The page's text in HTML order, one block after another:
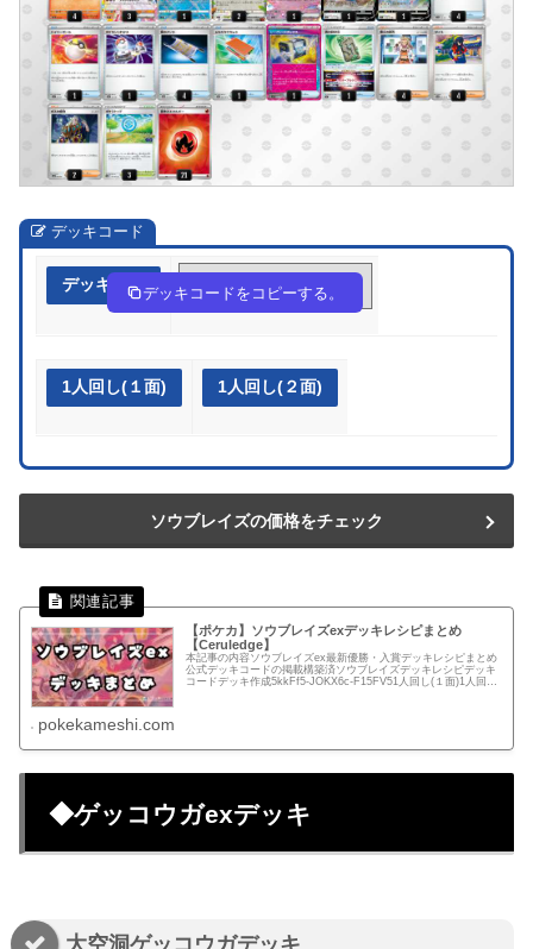
デッキコード
デッキ作成 9HgLHn-OK2Qrv-ggHiLN
デッキコードをコピーする。
1人回し(１面) 1人回し(２面)
ソウブレイズの価格をチェック
【ポケカ】ソウブレイズexデッキレシピまとめ
【Ceruledge】
本記事の内容ソウブレイズex最新優勝・入賞デッキレシピまとめ
公式デッキコードの掲載構築済ソウブレイズデッキレシピデッキ
コードデッキ作成5kkFf5-JOKX6c-F15FV51人回し(１面)1人回し
pokekameshi.com
◆ゲッコウガexデッキ